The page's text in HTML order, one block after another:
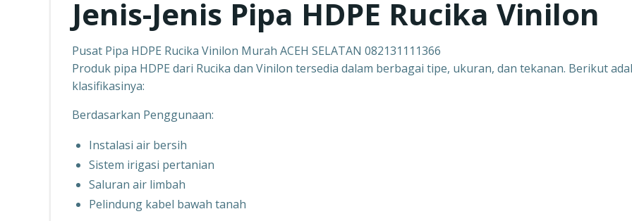
Jenis-Jenis Pipa HDPE Rucika Vinilon
Pusat Pipa HDPE Rucika Vinilon Murah ACEH SELATAN 082131111366
Produk pipa HDPE dari Rucika dan Vinilon tersedia dalam berbagai tipe, ukuran, dan tekanan. Berikut
klasifikasinya:
Berdasarkan Penggunaan:
Instalasi air bersih
Sistem irigasi pertanian
Saluran air limbah
Pelindung kabel bawah tanah